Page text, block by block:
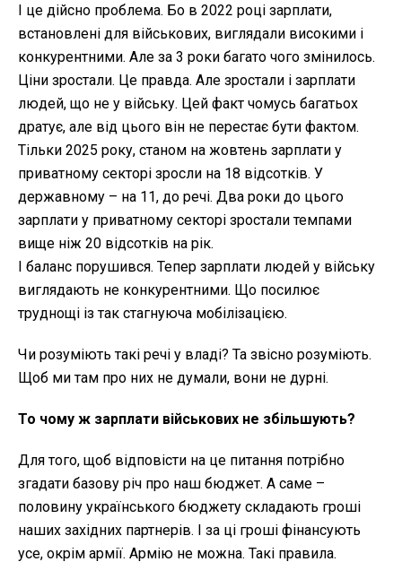
І це дійсно проблема. Бо в 2022 році зарплати,
встановлені для військових, виглядали високими і
конкурентними. Але за 3 роки багато чого змінилось.
Ціни зростали. Це правда. Але зростали і зарплати
людей, що не у війську. Цей факт чомусь багатьох
дратує, але від цього він не перестає бути фактом.
Тільки 2025 року, станом на жовтень зарплати у
приватному секторі зросли на 18 відсотків. У
державному – на 11, до речі. Два роки до цього
зарплати у приватному секторі зростали темпами
вище ніж 20 відсотків на рік.
І баланс порушився. Тепер зарплати людей у війську
виглядають не конкурентними. Що посилює
труднощі із так стагнуюча мобілізацією.
Чи розуміють такі речі у владі? Та звісно розуміють.
Щоб ми там про них не думали, вони не дурні.
То чому ж зарплати військових не збільшують?
Для того, щоб відповісти на це питання потрібно
згадати базову річ про наш бюджет. А саме –
половину українського бюджету складають гроші
наших західних партнерів. І за ці гроші фінансують
усе, окрім армії. Армію не можна. Такі правила.